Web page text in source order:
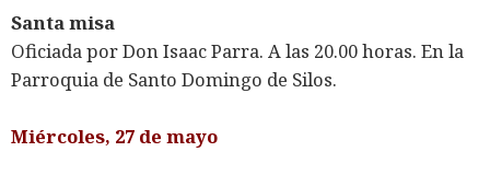
Santa misa
Oficiada por Don Isaac Parra. A las 20.00 horas. En la
Parroquia de Santo Domingo de Silos.
Miércoles, 27 de mayo